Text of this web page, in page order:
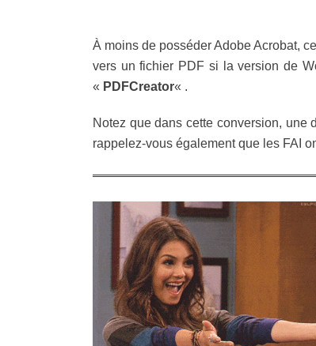
À moins de posséder Adobe Acrobat,
vers un fichier PDF si la version de
« PDFCreator« .
Notez que dans cette conversion, une
rappelez-vous également que les FAI